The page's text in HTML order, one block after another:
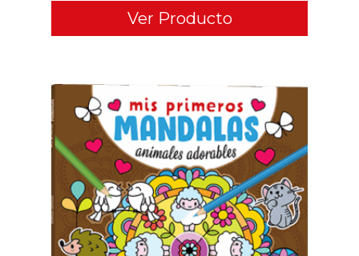
Ver Producto
ADD TO CART